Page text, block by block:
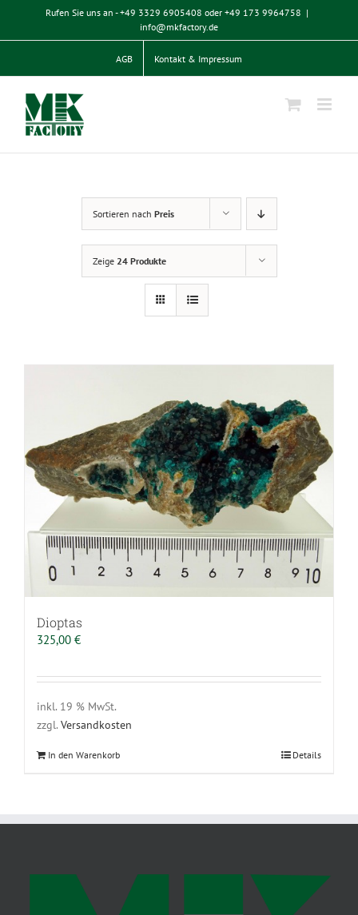
springen
Rufen Sie uns an - +49 3329 6905408 oder +49 173 9964758 |
info@mkfactory.de
AGB Kontakt & Impressum
Sortieren nach Preis
Zeige 24 Produkte
Dioptas
325,00 €
inkl. 19 % MwSt.
zzgl. Versandkosten
In den Warenkorb Details